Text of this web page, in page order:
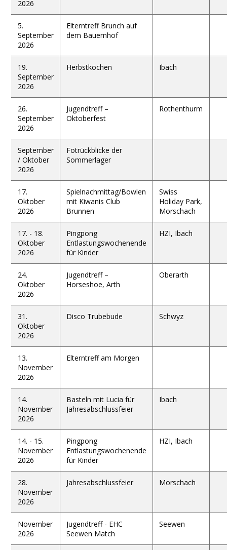
2026
5.
September
2026
Elterntreff Brunch auf
dem Bauernhof
19.
September
2026
Herbstkochen Ibach
26.
September
2026
Jugendtreff –
Oktoberfest
Rothenthurm
September
/ Oktober
2026
Fotrückblicke der
Sommerlager
17.
Oktober
2026
Spielnachmittag/Bowlen
mit Kiwanis Club
Brunnen
Swiss
Holiday Park,
Morschach
17. - 18.
Oktober
2026
Pingpong
Entlastungswochenende
für Kinder
HZI, Ibach
24.
Oktober
2026
Jugendtreff –
Horseshoe, Arth
Oberarth
31.
Oktober
2026
Disco Trubebude Schwyz
13.
November
2026
Elterntreff am Morgen
14.
November
2026
Basteln mit Lucia für
Jahresabschlussfeier
Ibach
14. - 15.
November
2026
Pingpong
Entlastungswochenende
für Kinder
HZI, Ibach
28.
November
2026
Jahresabschlussfeier Morschach
November
2026
Jugendtreff - EHC
Seewen Match
Seewen